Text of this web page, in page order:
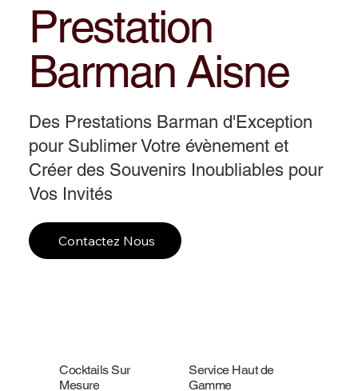
Prestation
Barman Aisne
Des Prestations Barman d'Exception
pour Sublimer Votre évènement et
Créer des Souvenirs Inoubliables pour
Vos Invités
Contactez Nous
Cocktails Sur
Mesure
Service Haut de
Gamme